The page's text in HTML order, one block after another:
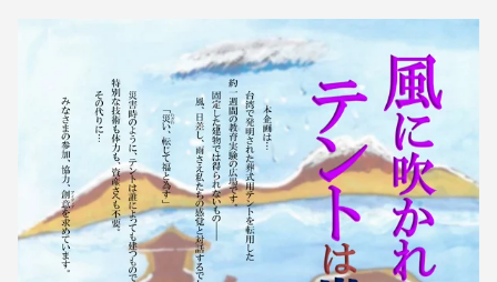
情
2
0
年
5
月
4
A
D
@
Y
A